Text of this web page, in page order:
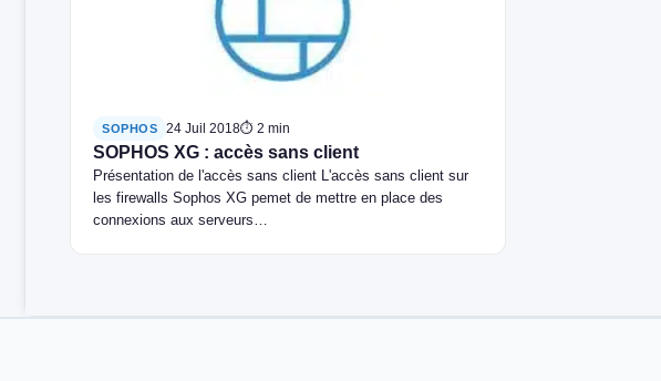
SOPHOS 24 Juil 2018⏱ 2 min
SOPHOS XG : accès sans client
Présentation de l'accès sans client L'accès sans client sur
les firewalls Sophos XG pemet de mettre en place des
connexions aux serveurs…